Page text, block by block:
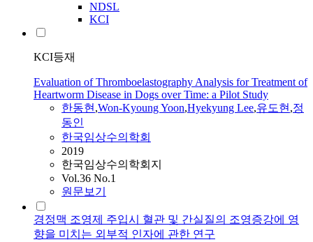
NDSL
KCI
KCI등재
Evaluation of Thromboelastography Analysis for Treatment of
Heartworm Disease in Dogs over Time: a Pilot Study
한동현,Won-Kyoung Yoon,Hyekyung Lee,유도현,정
동인
한국임상수의학회
2019
한국임상수의학회지
Vol.36 No.1
원문보기
경정맥 조영제 주입시 혈관 및 간실질의 조영증강에 영
향을 미치는 외부적 인자에 관한 연구